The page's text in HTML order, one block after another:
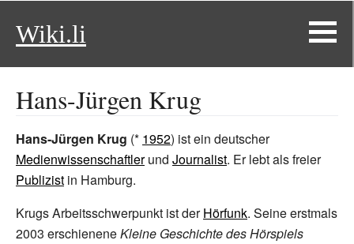
Wiki.li
Hans-Jürgen Krug
Hans-Jürgen Krug (* 1952) ist ein deutscher
Medienwissenschaftlerund Journalist. Er lebt als freier
Publizist in Hamburg.
Krugs Arbeitsschwerpunkt ist derHörfunk. Seine erstmals
2003 erschieneneKleine Geschichte des Hörspiels